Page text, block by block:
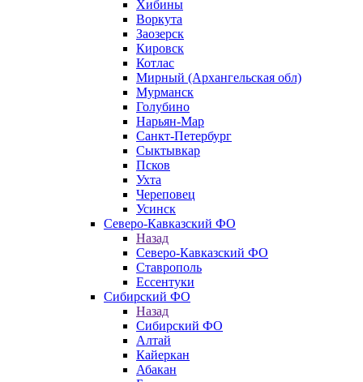
Хибины
Воркута
Заозерск
Кировск
Котлас
Мирный (Архангельская обл)
Мурманск
Голубино
Нарьян-Мар
Санкт-Петербург
Сыктывкар
Псков
Ухта
Череповец
Усинск
Северо-Кавказский ФО
Назад
Северо-Кавказский ФО
Ставрополь
Ессентуки
Сибирский ФО
Назад
Сибирский ФО
Алтай
Кайеркан
Абакан